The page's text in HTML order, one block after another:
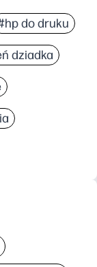
do druku
dziadka